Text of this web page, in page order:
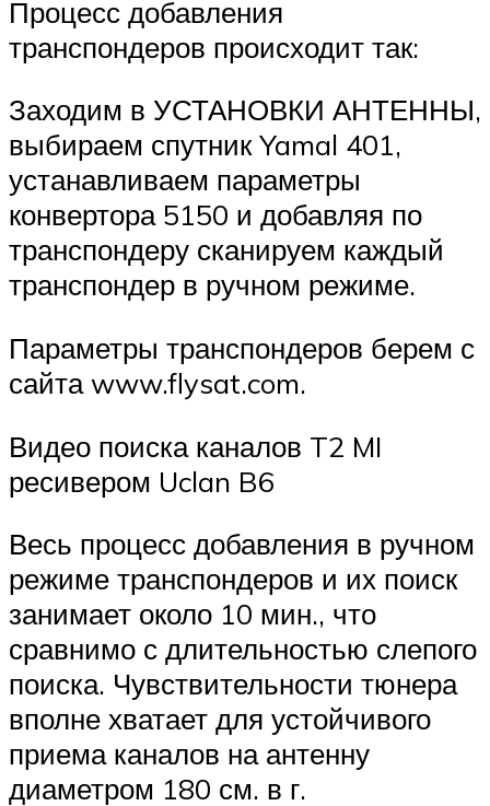
Процесс добавления
транспондеров происходит так:
Заходим в УСТАНОВКИ АНТЕННЫ,
выбираем спутник Yamal 401,
устанавливаем параметры
конвертора 5150 и добавляя по
транспондеру сканируем каждый
транспондер в ручном режиме.
Параметры транспондеров берем с
сайта www.flysat.com.
Видео поиска каналов T2 MI
ресивером Uclan B6
Весь процесс добавления в ручном
режиме транспондеров и их поиск
занимает около 10 мин., что
сравнимо с длительностью слепого
поиска. Чувствительности тюнера
вполне хватает для устойчивого
приема каналов на антенну
диаметром 180 см. в г.